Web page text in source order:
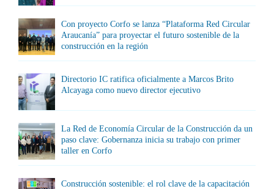
Con proyecto Corfo se lanza “Plataforma Red Circular
Araucanía” para proyectar el futuro sostenible de la
construcción en la región
Directorio IC ratifica oficialmente a Marcos Brito
Alcayaga como nuevo director ejecutivo
La Red de Economía Circular de la Construcción da un
paso clave: Gobernanza inicia su trabajo con primer
taller en Corfo
Construcción sostenible: el rol clave de la capacitación